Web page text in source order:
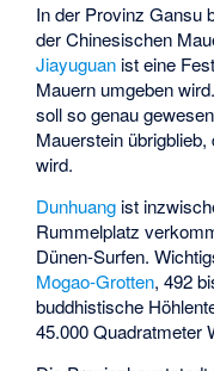
In der Provinz Gansu
der Chinesischen
Jiayuguan ist eine
Mauern umgeben
soll so genau
Mauerstein
wird.
Dunhuang ist
Rummelplatz
Dünen-Surfen.
Mogao-Grotten, 492
buddhistische
45.000 Quadratmeter